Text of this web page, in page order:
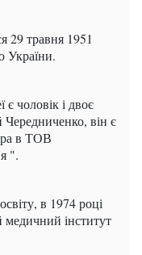
29 травня 1951
України.
чоловік і двоє
Чередниченко, він є
в ТОВ
".
в 1974 році
медичний інститут